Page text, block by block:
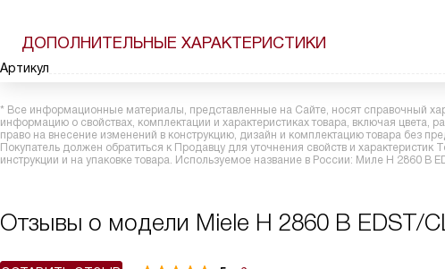
ДОПОЛНИТЕЛЬНЫЕ ХАРАКТЕРИСТИКИ
Артикул
* Все информационные материалы, представленные на Сайте, носят справочный
информацию о свойствах, комплектации и характеристиках товара, включая
право на внесение изменений в конструкцию, дизайн и комплектацию товара без
Покупатель должен обратиться к Продавцу для уточнения свойств и
инструкции и на упаковке товара. Используемое название в России: Миле H 2860 B
Отзывы о модели Miele H 2860 B EDST/